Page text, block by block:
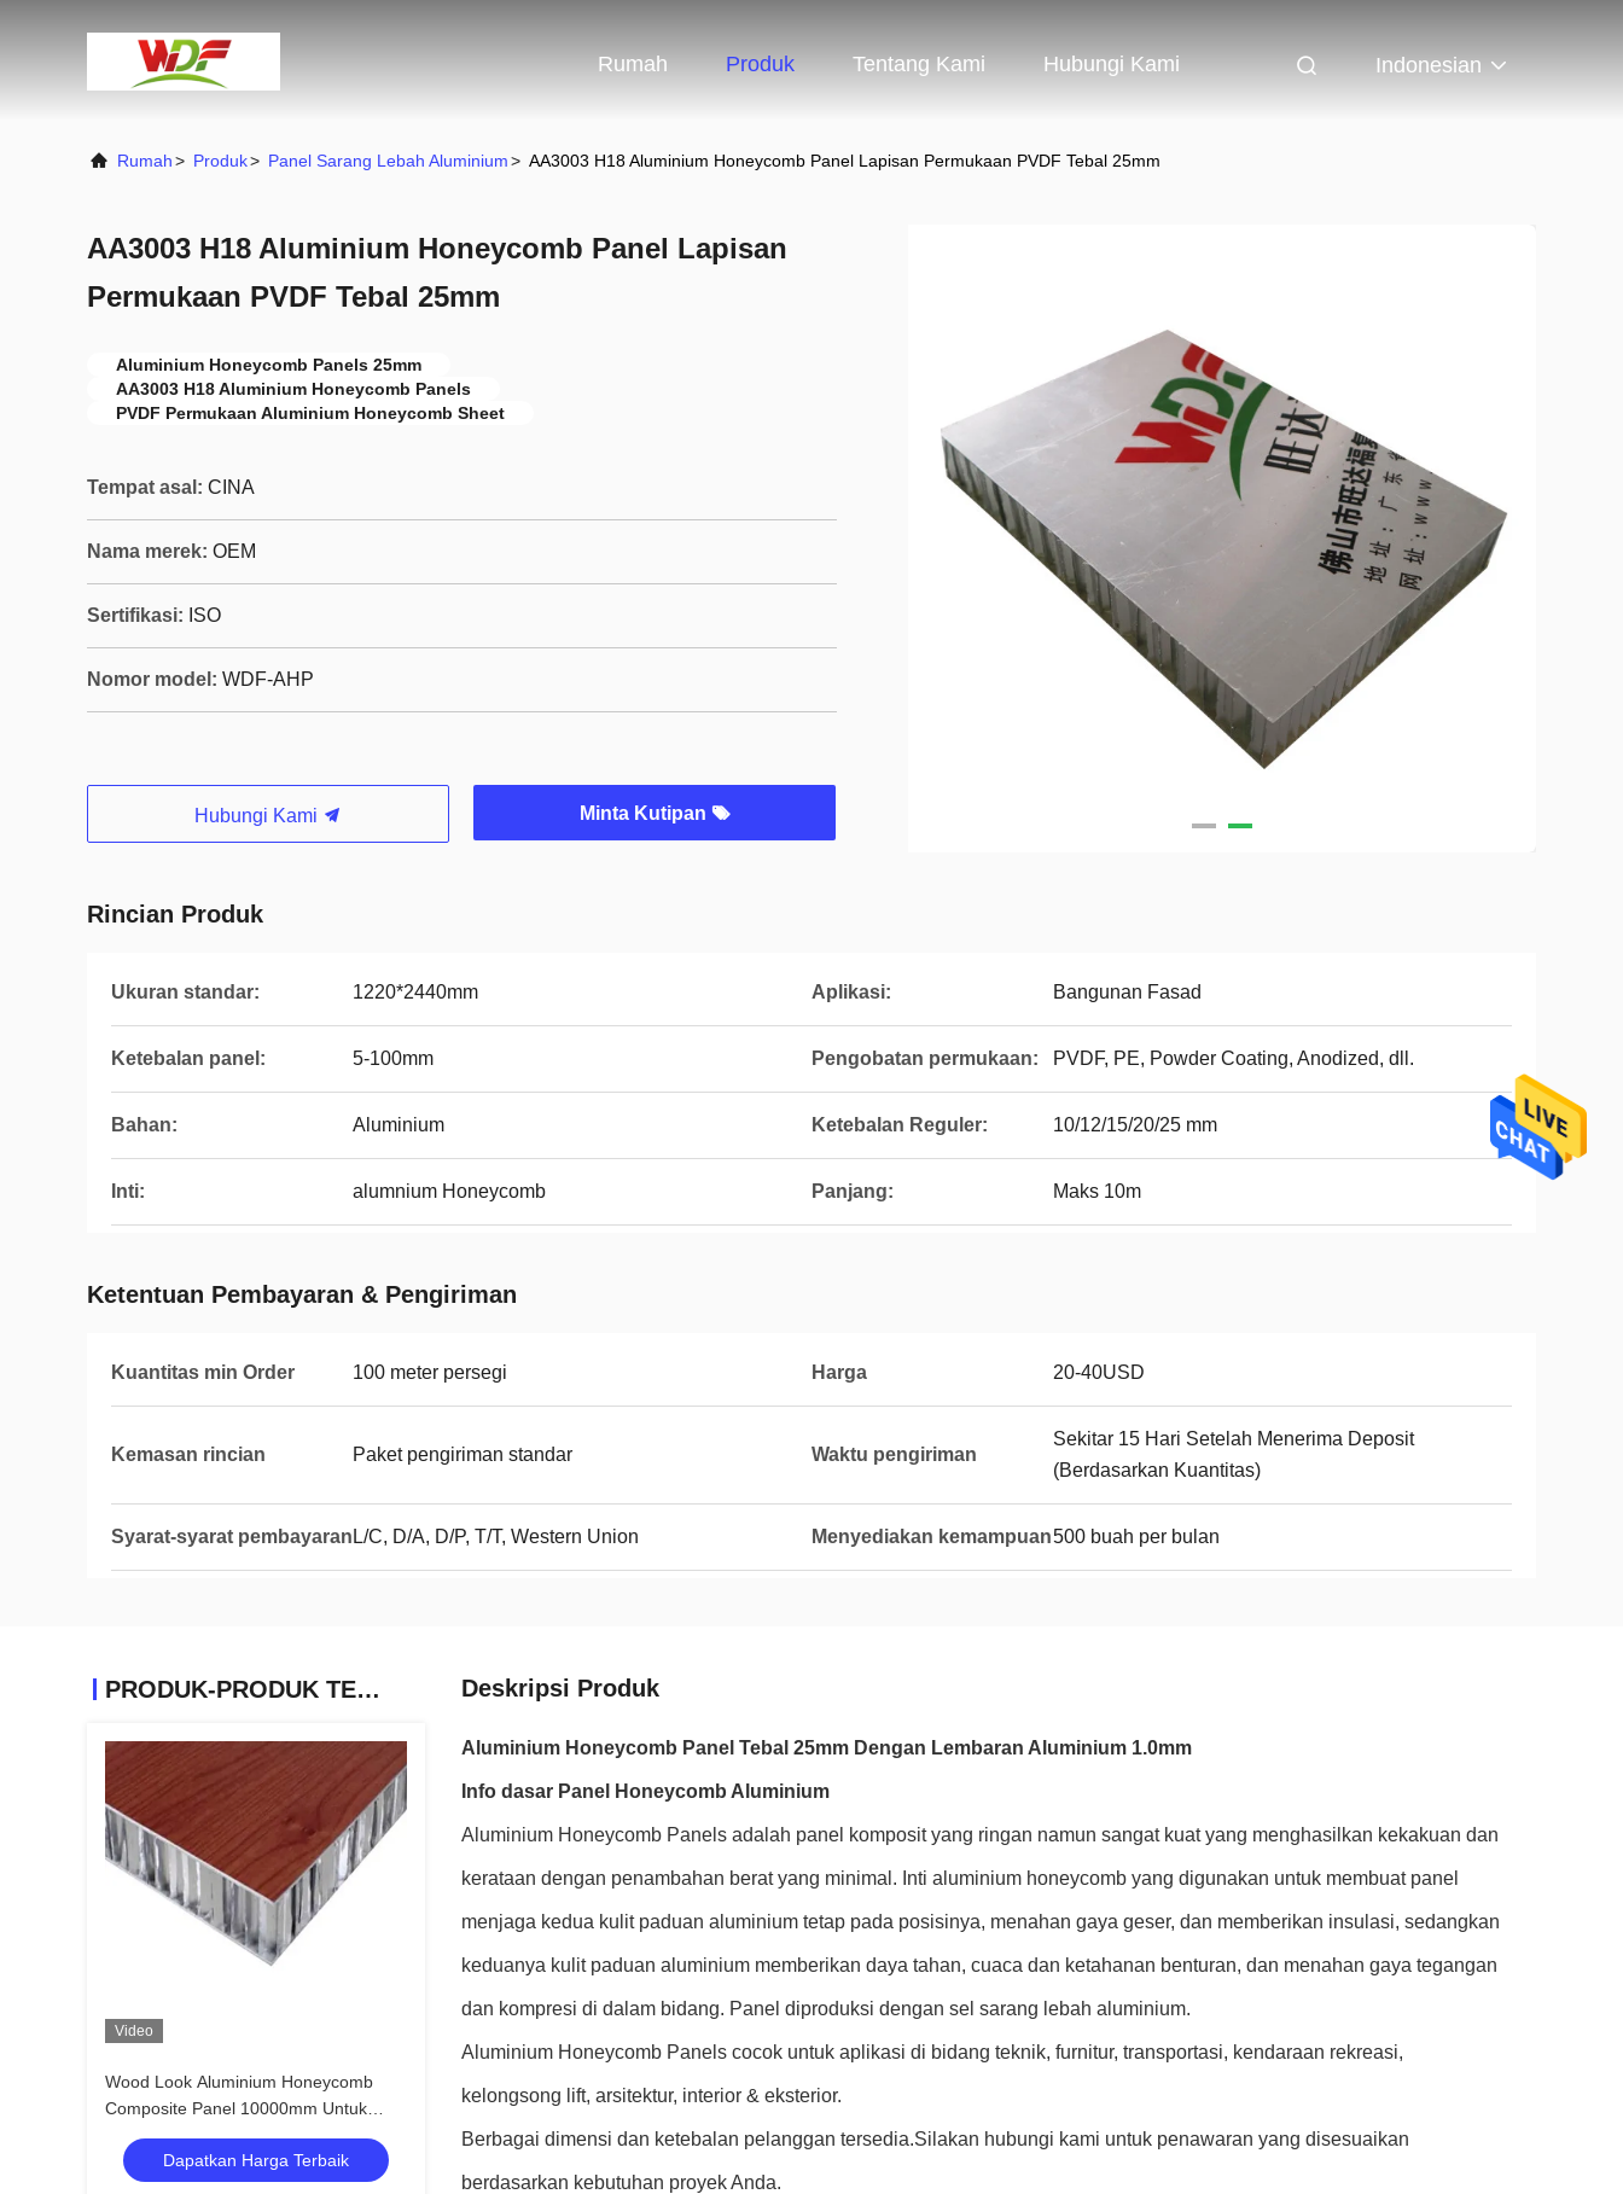
Rumah Produk Tentang Kami Hubungi Kami Indonesian
Rumah> Produk> Panel Sarang Lebah Aluminium> AA3003 H18 Aluminium Honeycomb Panel Lapisan Permukaan PVDF Tebal 25mm
AA3003 H18 Aluminium Honeycomb Panel Lapisan
Permukaan PVDF Tebal 25mm
Aluminium Honeycomb Panels 25mm
AA3003 H18 Aluminium Honeycomb Panels
PVDF Permukaan Aluminium Honeycomb Sheet
Tempat asal: CINA
Nama merek: OEM
Sertifikasi: ISO
Nomor model: WDF-AHP
Hubungi Kami Minta Kutipan
Rincian Produk
Ukuran standar: 1220*2440mm Aplikasi: Bangunan Fasad
Ketebalan panel: 5-100mm Pengobatan permukaan: PVDF, PE, Powder Coating, Anodized, dll.
Bahan: Aluminium Ketebalan Reguler: 10/12/15/20/25 mm
Inti: alumnium Honeycomb Panjang: Maks 10m
Ketentuan Pembayaran & Pengiriman
Kuantitas min Order 100 meter persegi Harga 20-40USD
Kemasan rincian Paket pengiriman standar Waktu pengiriman
Sekitar 15 Hari Setelah Menerima Deposit
(Berdasarkan Kuantitas)
Syarat-syarat pembayaran L/C, D/A, D/P, T/T, Western Union Menyediakan kemampuan500 buah per bulan
PRODUK-PRODUK TERKAIT
Video
Wood Look Aluminium Honeycomb
Composite Panel 10000mm Untuk
Bahan Dinding Dekorasi
Dapatkan Harga Terbaik
Deskripsi Produk
Aluminium Honeycomb Panel Tebal 25mm Dengan Lembaran Aluminium 1.0mm
Info dasar Panel Honeycomb Aluminium
Aluminium Honeycomb Panels adalah panel komposit yang ringan namun sangat kuat yang menghasilkan kekakuan dan
kerataan dengan penambahan berat yang minimal. Inti aluminium honeycomb yang digunakan untuk membuat panel
menjaga kedua kulit paduan aluminium tetap pada posisinya, menahan gaya geser, dan memberikan insulasi, sedangkan
keduanya kulit paduan aluminium memberikan daya tahan, cuaca dan ketahanan benturan, dan menahan gaya tegangan
dan kompresi di dalam bidang. Panel diproduksi dengan sel sarang lebah aluminium.
Aluminium Honeycomb Panels cocok untuk aplikasi di bidang teknik, furnitur, transportasi, kendaraan rekreasi,
kelongsong lift, arsitektur, interior & eksterior.
Berbagai dimensi dan ketebalan pelanggan tersedia.Silakan hubungi kami untuk penawaran yang disesuaikan
berdasarkan kebutuhan proyek Anda.